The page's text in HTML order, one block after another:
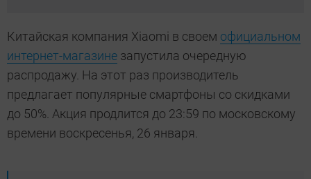
Китайская компания Xiaomi в своем официальном
интернет-магазине запустила очередную
распродажу. На этот раз производитель
предлагает популярные смартфоны со скидками
до 50%. Акция продлится до 23:59 по московскому
времени воскресенья, 26 января.